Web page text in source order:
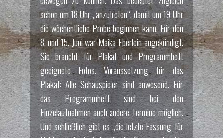
schon um 18 Uhr „anzutreten“, damit um 19 Uhr
die wöchentliche Probe beginnen kann. Für den
8. und 15. Juni war Maika Eberlein angekündigt.
Sie braucht für Plakat und Programmheft
geeignete Fotos. Voraussetzung für das
Plakat: Alle Schauspieler sind anwesend. Für
das Programmheft sind bei den
Einzelaufnahmen auch andere Termine möglich.
Und schließlich gibt es „die letzte Fassung für